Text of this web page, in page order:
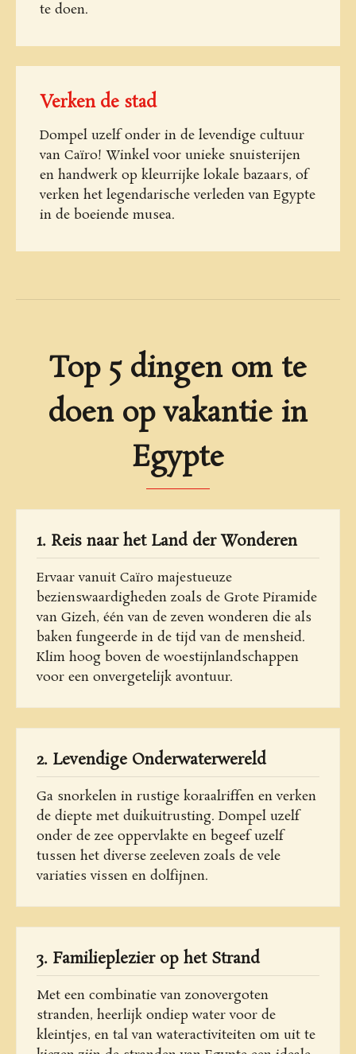
te doen.
Verken de stad
Dompel uzelf onder in de levendige cultuur
van Caïro! Winkel voor unieke snuisterijen
en handwerk op kleurrijke lokale bazaars, of
verken het legendarische verleden van Egypte
in de boeiende musea.
Top 5 dingen om te
doen op vakantie in
Egypte
1. Reis naar het Land der Wonderen
Ervaar vanuit Caïro majestueuze
bezienswaardigheden zoals de Grote Piramide
van Gizeh, één van de zeven wonderen die als
baken fungeerde in de tijd van de mensheid.
Klim hoog boven de woestijnlandschappen
voor een onvergetelijk avontuur.
2. Levendige Onderwaterwereld
Ga snorkelen in rustige koraalriffen en verken
de diepte met duikuitrusting. Dompel uzelf
onder de zee oppervlakte en begeef uzelf
tussen het diverse zeeleven zoals de vele
variaties vissen en dolfijnen.
3. Familieplezier op het Strand
Met een combinatie van zonovergoten
stranden, heerlijk ondiep water voor de
kleintjes, en tal van wateractiviteiten om uit te